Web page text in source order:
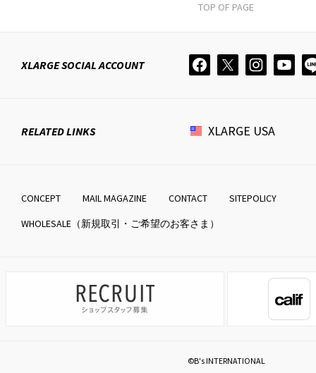
TOP OF PAGE
XLARGESOCIAL ACCOUNT
RELATED LINKS XLARGE USA
CONCEPT MAIL MAGAZINE CONTACT
SITEPOLICY
WHOLESALE（新規取引・ご希望のお客さま）
©B's INTERNATIONAL